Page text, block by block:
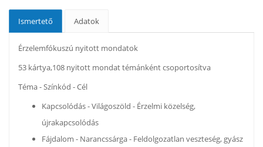
Ismertető Adatok
Érzelemfókuszú nyitott mondatok
53 kártya,108 nyitott mondat témánként csoportosítva
Téma - Színkód - Cél
Kapcsolódás - Világoszöld - Érzelmi közelség,
újrakapcsolódás
Fájdalom - Narancssárga - Feldolgozatlan veszteség, gyász